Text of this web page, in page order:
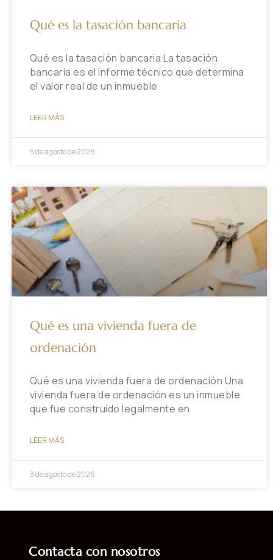
Qué es la tasación bancaria
Qué es la tasación bancaria La tasación
bancaria es el informe técnico que determina
el valor real de un inmueble
LEER MÁS
5 de agosto de 2026
Qué es una vivienda fuera de
ordenación
Qué es una vivienda fuera de ordenación Una
vivienda fuera de ordenación es un inmueble
que fue construido legalmente en
LEER MÁS
3 de agosto de 2026
Contacta con nosotros